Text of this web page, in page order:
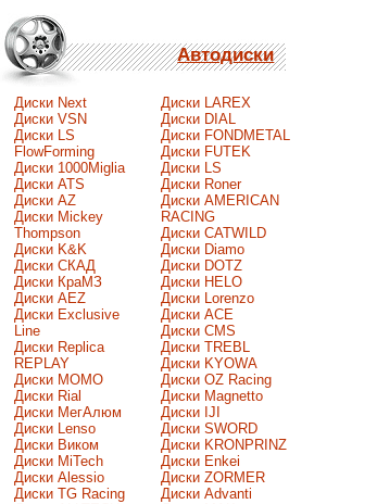
Автодиски
Диски Next
Диски VSN
Диски LS
FlowForming
Диски 1000Miglia
Диски ATS
Диски AZ
Диски Mickey
Thompson
Диски K&K
Диски СКАД
Диски КраМЗ
Диски AEZ
Диски Exclusive
Line
Диски Replica
REPLAY
Диски MOMO
Диски Rial
Диски МегАлюм
Диски Lenso
Диски Виком
Диски MiTech
Диски Alessio
Диски TG Racing
Диски LAREX
Диски DIAL
Диски FONDMETAL
Диски FUTEK
Диски LS
Диски Roner
Диски AMERICAN
RACING
Диски CATWILD
Диски Diamo
Диски DOTZ
Диски HELO
Диски Lorenzo
Диски ACE
Диски CMS
Диски TREBL
Диски KYOWA
Диски OZ Racing
Диски Magnetto
Диски IJI
Диски SWORD
Диски KRONPRINZ
Диски Enkei
Диски ZORMER
Диски Advanti